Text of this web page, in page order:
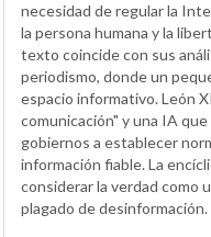
necesidad de regular la
la persona humana y la
texto coincide con sus
periodismo, donde un
espacio informativo. León
comunicación" y una IA
gobiernos a establecer
información fiable. La
considerar la verdad como
plagado de desinformación.